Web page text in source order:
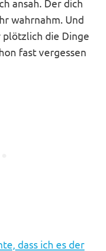
ansah. Der dich
wahrnahm. Und
plötzlich die Dinge
fast vergessen
dass ich es der